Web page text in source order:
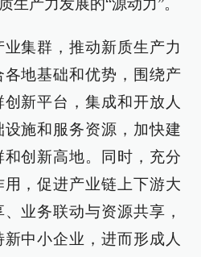
生产力发展的“源动力”。
集群，推动新质生产力
地基础和优势，围绕产
新平台，集成和开放人
施和服务资源，加快建
创新高地。同时，充分
，促进产业链上下游大
业务联动与资源共享，
中小企业，进而形成人